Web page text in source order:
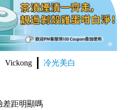
Vickong 冷光美白
差距明顯嗎